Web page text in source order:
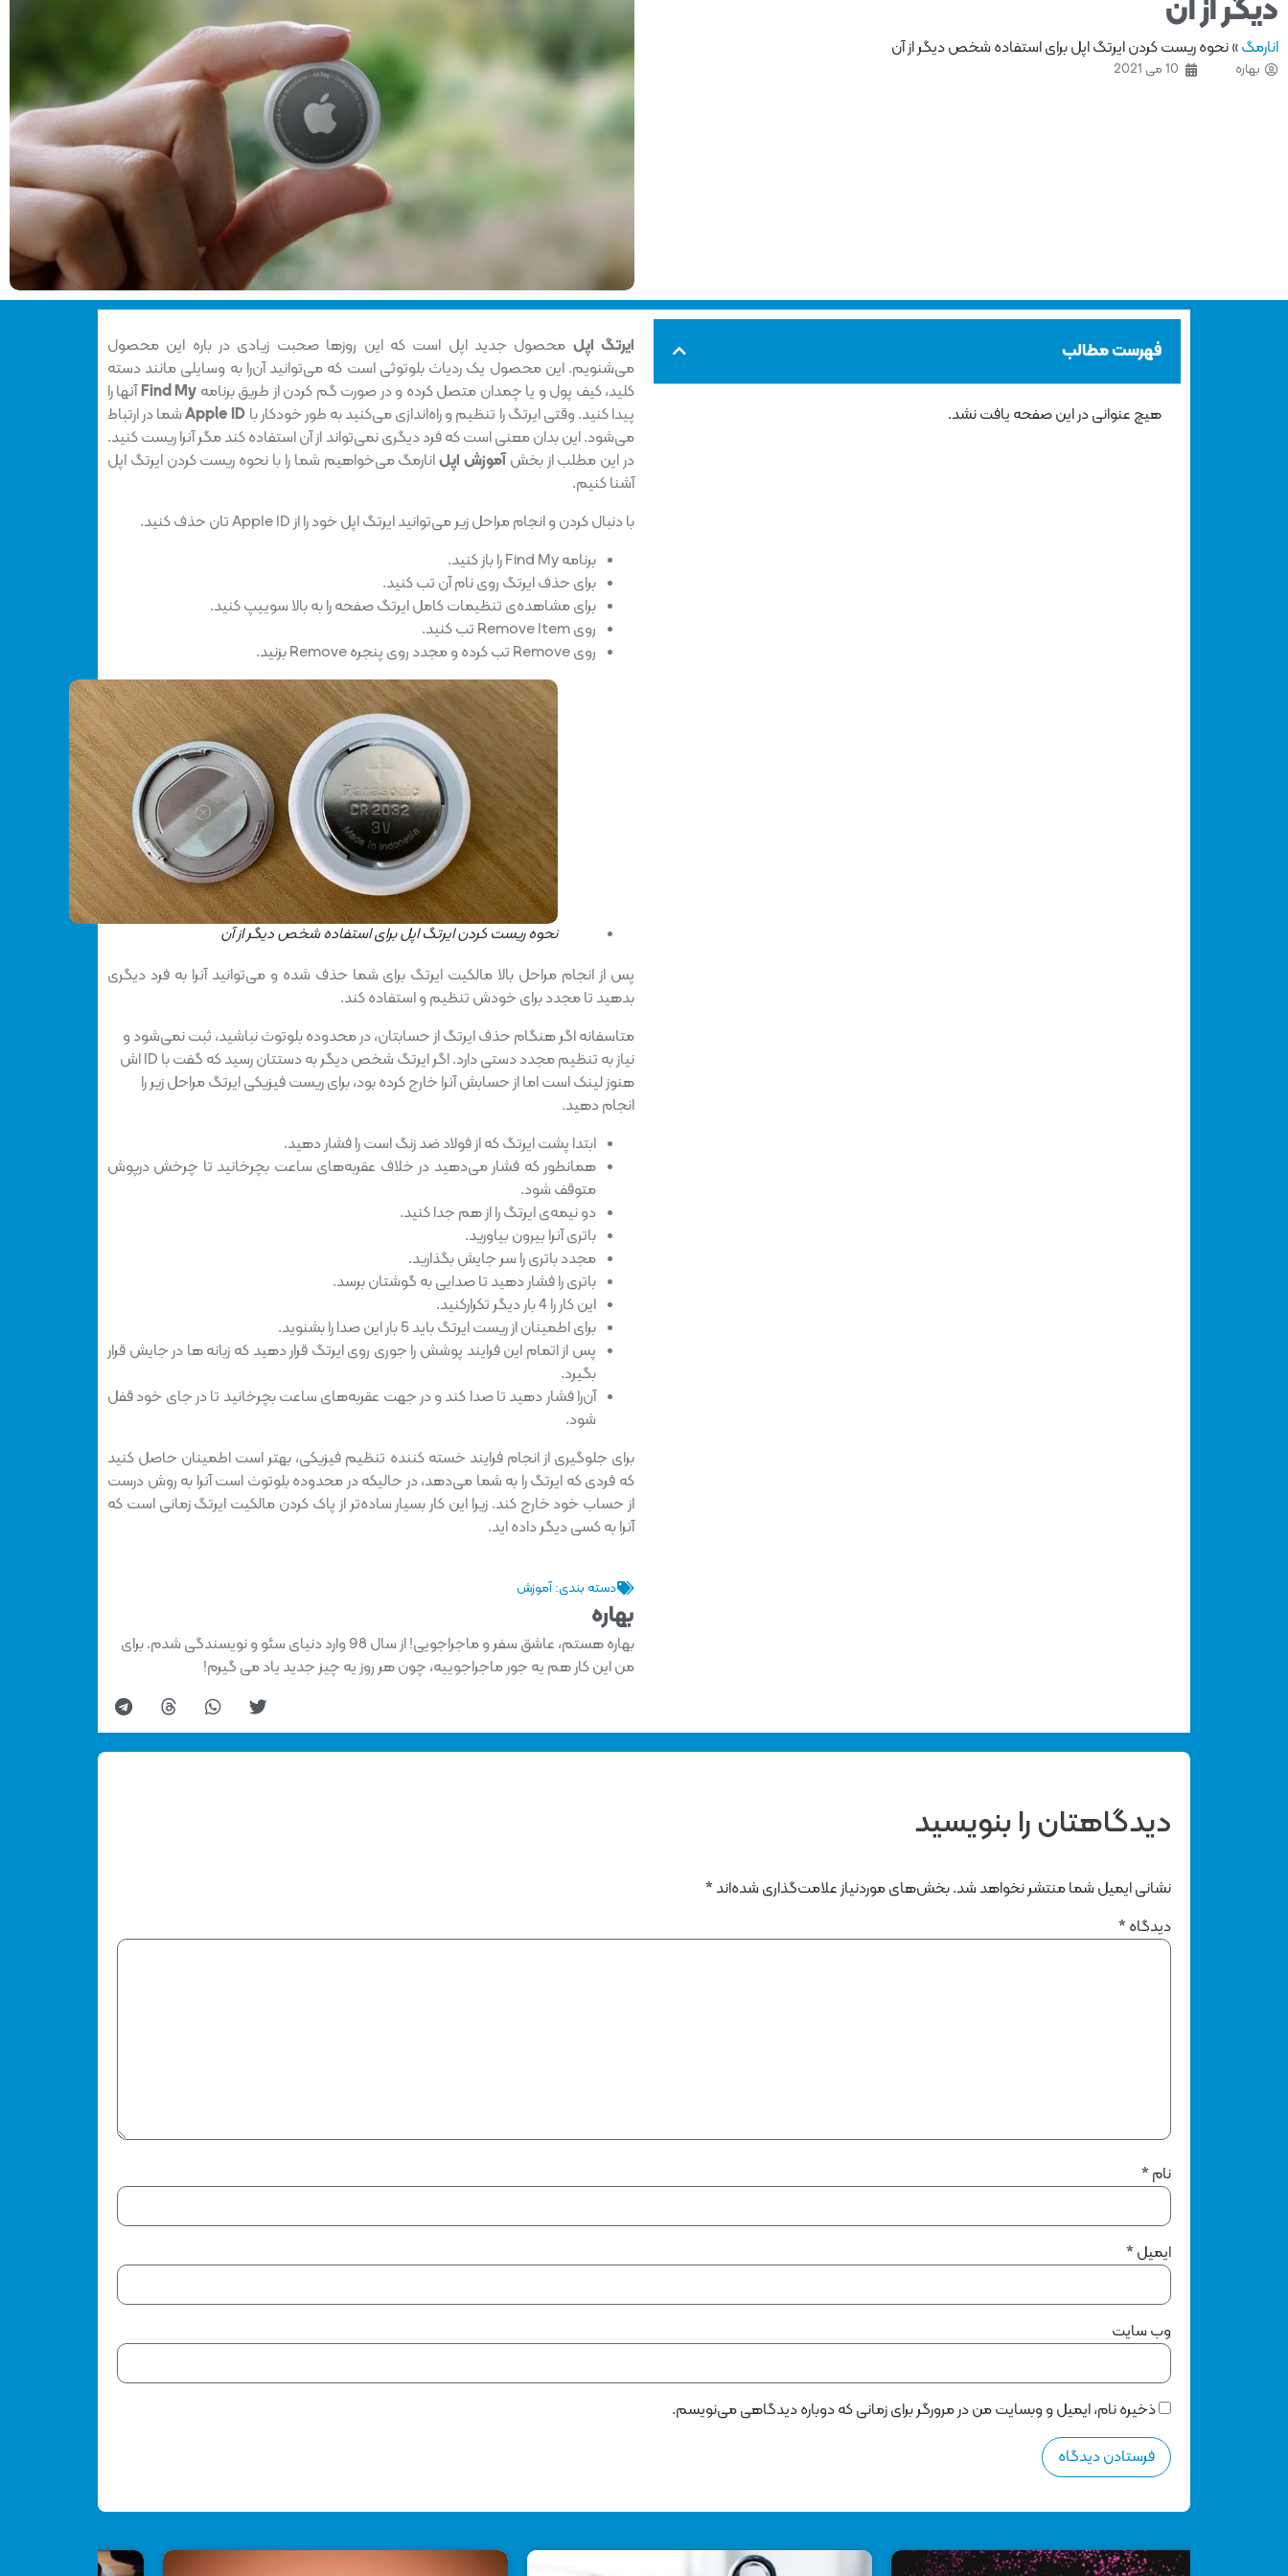
دیگر از آن
انارمگ»نحوه ریست کردن ایرتگ اپل برای استفاده شخص دیگر از آن
بهاره 10 می 2021
فهرست مطالب
هیچ عنوانی در این صفحه یافت نشد.
ایرتگ اپل محصول جدید اپل است که این روزها صحبت زیادی در باره این محصول
می‌شنویم. این محصول یک ردیاث بلوتوثی است که می‌توانید آن‌را به وسایلی مانند دسته
کلید، کیف پول و یا چمدان متصل کرده و در صورت گم کردن از طریق برنامه Find Myآنها را
پیدا کنید. وقتی ایرتگ را تنظیم و راه‌اندازی می‌کنید به طور خودکار با Apple IDشما در ارتباط
می‌شود. این بدان معنی است که فرد دیگری نمی‌تواند از آن استفاده کند مگر آنرا ریست کنید.
در این مطلب از بخشآموزش اپلانارمگ می‌خواهیم شما را با نحوه ریست کردن ایرتگ اپل
آشنا کنیم.
با دنبال کردن و انجام مراحل زیر می‌توانید ایرتگ اپل خود را از Apple ID تان حذف کنید.
برنامه Find My را باز کنید.
برای حذف ایرتگ روی نام آن تب کنید.
برای مشاهده‌ی تنظیمات کامل ایرتگ صفحه را به بالا سوییپ کنید.
روی Remove Item تب کنید.
روی Remove تب کرده و مجدد روی پنجره Remove بزنید.
نحوه ریست کردن ایرتگ اپل برای استفاده شخص دیگر از آن
پس از انجام مراحل بالا مالکیت ایرتگ برای شما حذف شده و می‌توانید آنرا به فرد دیگری
بدهید تا مجدد برای خودش تنظیم و استفاده کند.
متاسفانه اگر هنگام حذف ایرتگ از حسابتان، در محدوده بلوتوث نباشید، ثبت نمی‌شود و
نیاز به تنظیم مجدد دستی دارد. اگر ایرتگ شخص دیگر به دستتان رسید که گفت با ID اش
هنوز لینک است اما از حسابش آنرا خارج کرده بود، برای ریست فیزیکی ایرتگ مراحل زیر را
انجام دهید.
ابتدا پشت ایرتگ که از فولاد ضد زنگ است را فشار دهید.
همانطور که فشار می‌دهید در خلاف عقربه‌های ساعت بچرخانید تا چرخش درپوش
متوقف شود.
دو نیمه‌ی ایرتگ را از هم جدا کنید.
باتری آنرا بیرون بیاورید.
مجدد باتری را سر جایش بگذارید.
باتری را فشار دهید تا صدایی به گوشتان برسد.
این کار را 4 بار دیگر تکرارکنید.
برای اطمینان از ریست ایرتگ باید 5 بار این صدا را بشنوید.
پس از اتمام این فرایند پوشش را جوری روی ایرتگ قرار دهید که زبانه ها در جایش قرار
بگیرد.
آن‌را فشار دهید تا صدا کند و در جهت عقربه‌های ساعت بچرخانید تا در جای خود قفل
شود.
برای جلوگیری از انجام فرایند خسته کننده تنظیم فیزیکی، بهتر است اطمینان حاصل کنید
که فردی که ایرتگ را به شما می‌دهد، در حالیکه در محدوده بلوتوث است آنرا به روش درست
از حساب خود خارج کند. زیرا این کار بسیار ساده‌تر از پاک کردن مالکیت ایرتگ زمانی است که
آنرا به کسی دیگر داده اید.
دسته بندی:آموزش
بهاره
بهاره هستم، عاشق سفر و ماجراجویی! از سال 98 وارد دنیای سئو و نویسندگی شدم. برای
من این کار هم یه جور ماجراجوییه، چون هر روز یه چیز جدید یاد می گیرم!
دیدگاهتان را بنویسید
نشانی ایمیل شما منتشر نخواهد شد.بخش‌های موردنیاز علامت‌گذاری شده‌اند*
دیدگاه*
نام*
ایمیل*
وب‌ سایت
ذخیره نام، ایمیل و وبسایت من در مرورگر برای زمانی که دوباره دیدگاهی می‌نویسم.